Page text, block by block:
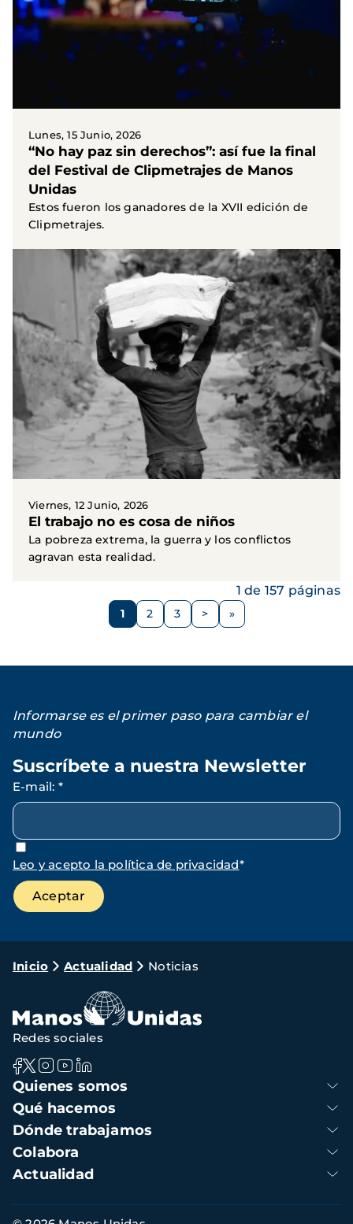
Lunes, 15 Junio, 2026
“No hay paz sin derechos”: así fue la final
del Festival de Clipmetrajes de Manos
Unidas
Estos fueron los ganadores de la XVII edición de
Clipmetrajes.
Viernes, 12 Junio, 2026
El trabajo no es cosa de niños
La pobreza extrema, la guerra y los conflictos
agravan esta realidad.
Página
1 Página
2 Página
3
Siguiente
>
1 de 157 páginas
Informarse es el primer paso para cambiar el
mundo
Suscríbete a nuestra Newsletter
E-mail: *
Leo y acepto la política de privacidad*
Ruta
navegación
Inicio Actualidad Noticias
Navegación
principal
Quienes somos
Qué hacemos
Dónde trabajamos
Colabora
Actualidad
Redes sociales